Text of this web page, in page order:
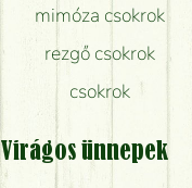
mimóza csokrok
rezgő csokrok
csokrok
Virágos ünnepek